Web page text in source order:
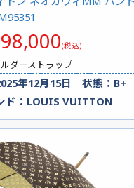
(税込)
ダーストラップ
年12月15日 状態：B+
：LOUIS VUITTON